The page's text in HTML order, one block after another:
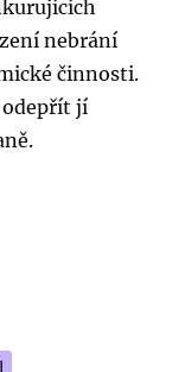
nebrání
činnosti.
odepřít jí